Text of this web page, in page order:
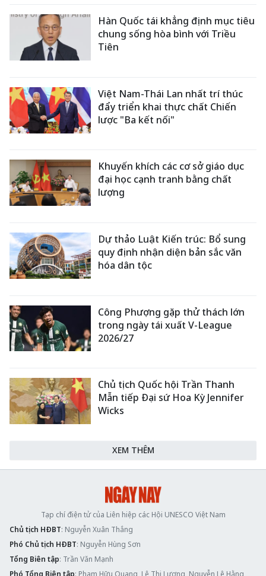
Hàn Quốc tái khẳng định mục tiêu
chung sống hòa bình với Triều
Tiên
Việt Nam-Thái Lan nhất trí thúc
đẩy triển khai thực chất Chiến
lược "Ba kết nối"
Khuyến khích các cơ sở giáo dục
đại học cạnh tranh bằng chất
lượng
Dự thảo Luật Kiến trúc: Bổ sung
quy định nhận diện bản sắc văn
hóa dân tộc
Công Phượng gặp thử thách lớn
trong ngày tái xuất V-League
2026/27
Chủ tịch Quốc hội Trần Thanh
Mẫn tiếp Đại sứ Hoa Kỳ Jennifer
Wicks
XEM THÊM
Tạp chí điện tử của Liên hiệp các Hội UNESCO Việt Nam
Chủ tịch HĐBT: Nguyễn Xuân Thắng
Phó Chủ tịch HĐBT: Nguyễn Hùng Sơn
Tổng Biên tập: Trần Văn Mạnh
Phó Tổng Biên tập: Phạm Hữu Quang, Lê Thị Lương, Nguyễn Lệ Hằng